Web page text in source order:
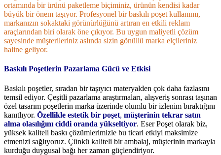
ortamında bir ürünü paketleme biçiminiz, ürünün kendisi kadar
büyük bir önem taşıyor. Profesyonel bir baskılı poşet kullanımı,
markanızın sokaktaki görünürlüğünü artıran en etkili reklam
araçlarından biri olarak öne çıkıyor. Bu uygun maliyetli çözüm
sayesinde müşterileriniz aslında sizin gönüllü marka elçileriniz
haline geliyor.
Baskılı Poşetlerin Pazarlama Gücü ve Etkisi
Baskılı poşetler, sıradan bir taşıyıcı materyalden çok daha fazlasını
temsil ediyor. Çeşitli pazarlama araştırmaları, alışveriş sonrası taşınan
özel tasarım poşetlerin marka üzerinde olumlu bir izlenim bıraktığını
kanıtlıyor. Özellikle estetik bir poşet, müşterinin tekrar satın
alma olasılığını ciddi oranda yükseltiyor. Eser Poşet olarak biz,
yüksek kaliteli baskı çözümlerimizle bu ticari etkiyi maksimize
etmenizi sağlıyoruz. Çünkü kaliteli bir ambalaj, müşterinin markayla
kurduğu duygusal bağı her zaman güçlendiriyor.